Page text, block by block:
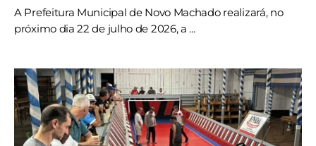
A Prefeitura Municipal de Novo Machado realizará, no
próximo dia 22 de julho de 2026, a ...